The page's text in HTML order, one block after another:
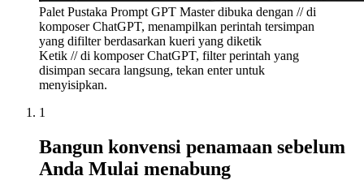
Palet Pustaka Prompt GPT Master dibuka dengan // di
komposer ChatGPT, menampilkan perintah tersimpan
yang difilter berdasarkan kueri yang diketik
Ketik // di komposer ChatGPT, filter perintah yang
disimpan secara langsung, tekan enter untuk
menyisipkan.
1
Bangun konvensi penamaan sebelum
Anda Mulai menabung